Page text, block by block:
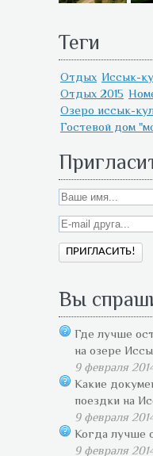
Теги
Отдых Иссык-
Отдых 2015
Озеро иссык-
Гостевой дом
Вы
Где лучше
на озере
9 февраля
Какие
поездки на
9 февраля
Когда лучше
9 февраля